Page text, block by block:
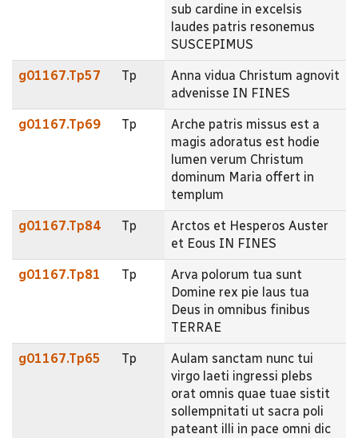
sub cardine in excelsis
laudes patris resonemus
SUSCEPIMUS
g01167.Tp57 Tp
Anna vidua Christum agnovit
advenisse IN FINES
g01167.Tp69 Tp
Arche patris missus est a
magis adoratus est hodie
lumen verum Christum
dominum Maria offert in
templum
g01167.Tp84 Tp
Arctos et Hesperos Auster
et Eous IN FINES
g01167.Tp81 Tp
Arva polorum tua sunt
Domine rex pie laus tua
Deus in omnibus finibus
TERRAE
g01167.Tp65 Tp
Aulam sanctam nunc tui
virgo laeti ingressi plebs
orat omnis quae tuae sistit
sollempnitati ut sacra poli
pateant illi in pace omni dic